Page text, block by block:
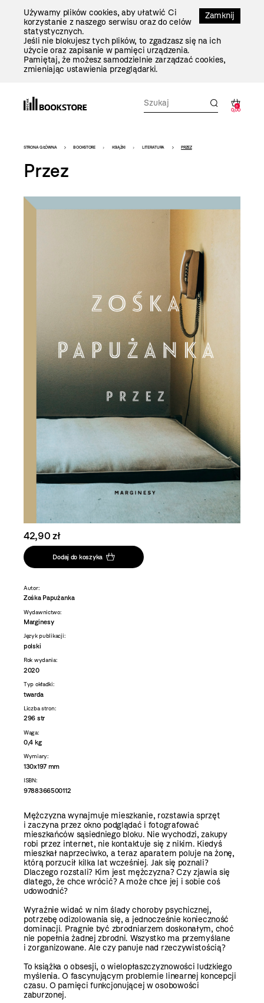
Zamknij
Używamy plików cookies, aby ułatwić Ci
korzystanie z naszego serwisu oraz do celów
statystycznych.
Jeśli nie blokujesz tych plików, to zgadzasz się na ich
użycie oraz zapisanie w pamięci urządzenia.
Pamiętaj, że możesz samodzielnie zarządzać cookies,
zmieniając ustawienia przeglądarki.
0
0,00
Bookstore
-
szablon
szczegóły
STRONA GŁÓWNA BOOKSTORE KSIĄŻKI LITERATURA PRZEZ
Przez
42,90 zł
Dodaj do koszyka
Autor:
Zośka Papużanka
Wydawnictwo:
Marginesy
Język publikacji:
polski
Rok wydania:
2020
Typ okładki:
twarda
Liczba stron:
296 str
Waga:
0,4 kg
Wymiary:
130x197 mm
ISBN:
9788366500112
Mężczyzna wynajmuje mieszkanie, rozstawia sprzęt
i zaczyna przez okno podglądać i fotografować
mieszkańców sąsiedniego bloku. Nie wychodzi, zakupy
robi przez internet, nie kontaktuje się z nikim. Kiedyś
mieszkał naprzeciwko, a teraz aparatem poluje na żonę,
którą porzucił kilka lat wcześniej. Jak się poznali?
Dlaczego rozstali? Kim jest mężczyzna? Czy zjawia się
dlatego, że chce wrócić? A może chce jej i sobie coś
udowodnić?
Wyraźnie widać w nim ślady choroby psychicznej,
potrzebę odizolowania się, a jednocześnie konieczność
dominacji. Pragnie być zbrodniarzem doskonałym, choć
nie popełnia żadnej zbrodni. Wszystko ma przemyślane
i zorganizowane. Ale czy panuje nad rzeczywistością?
To książka o obsesji, o wielopłaszczyznowości ludzkiego
myślenia. O fascynującym problemie linearnej koncepcji
czasu. O pamięci funkcjonującej w osobowości
zaburzonej.